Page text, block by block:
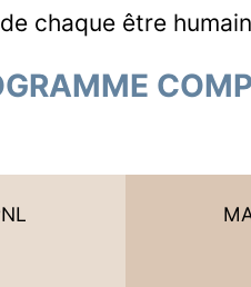
de chaque être humain